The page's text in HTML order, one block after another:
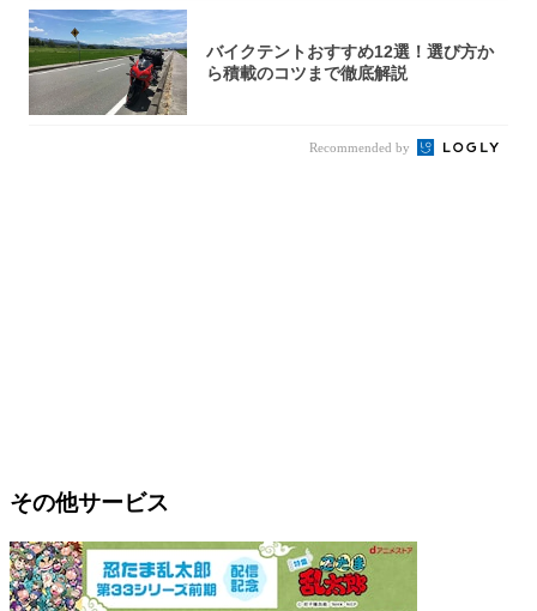
バイクテントおすすめ12選！選び方か
ら積載のコツまで徹底解説
Recommended by
その他サービス